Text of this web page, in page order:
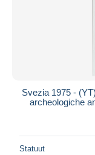
Svezia 1975 -
archeologiche
Statuut